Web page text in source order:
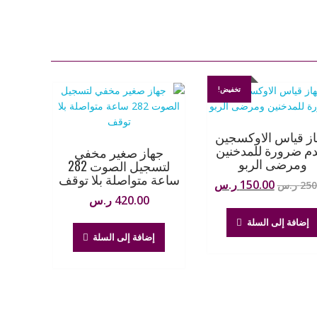
تخفيض!
قياس الاوكسجين
ضرورة للمدخنين
ومرضى الربو
ر.سالسعر
هو:
250.00 ر.س.
150.00 ر.س
إضافة إلى السلة
جهاز صغير مخفي
لتسجيل الصوت 282
ساعة متواصلة بلا توقف
420.00 ر.س
إضافة إلى السلة